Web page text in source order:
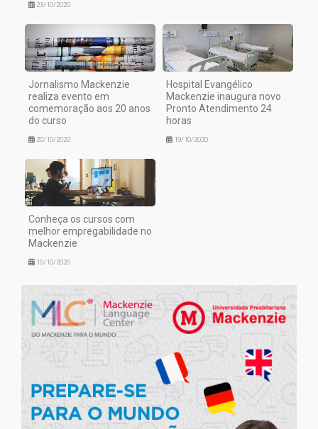
23/10/2020
Jornalismo Mackenzie
realiza evento em
comemoração aos 20 anos
do curso
20/10/2020
Hospital Evangélico
Mackenzie inaugura novo
Pronto Atendimento 24
horas
19/10/2020
Conheça os cursos com
melhor empregabilidade no
Mackenzie
15/10/2020